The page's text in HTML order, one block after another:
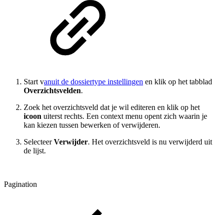
Start vanuit de dossiertype instellingen en klik op het tabblad
Overzichtsvelden.
Zoek het overzichtsveld dat je wil editeren en klik op het
icoon uiterst rechts. Een context menu opent zich waarin je
kan kiezen tussen bewerken of verwijderen.
SelecteerVerwijder. Het overzichtsveld is nu verwijderd uit
de lijst.
Pagination